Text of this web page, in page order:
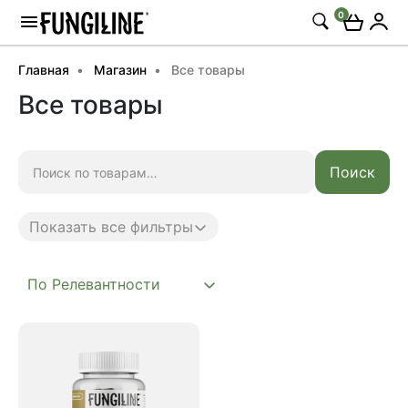
0
Главная Магазин Все товары
Все товары
Поиск
Показать все фильтры
Daily
Mushroom